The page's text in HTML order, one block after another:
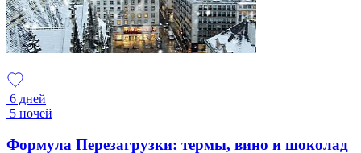
6 дней
5 ночей
Формула Перезагрузки: термы, вино и шоколад